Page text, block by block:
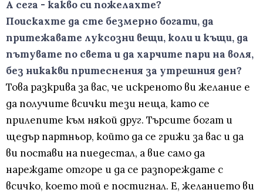
А сега - какво си пожелахте?
Поискахте да сте безмерно богати, да
притежавате луксозни вещи, коли и къщи, да
пътувате по света и да харчите пари на воля,
без никакви притеснения за утрешния ден?
Това разкрива за вас, че искреното ви желание е
да получите всички тези неща, като се
прилепите към някой друг. Търсите богат и
щедър партньор, който да се грижи за вас и да
ви постави на пиедестал, а вие само да
нареждате отгоре и да се разпореждате с
всичко, което той е постигнал. Е, желанието ви